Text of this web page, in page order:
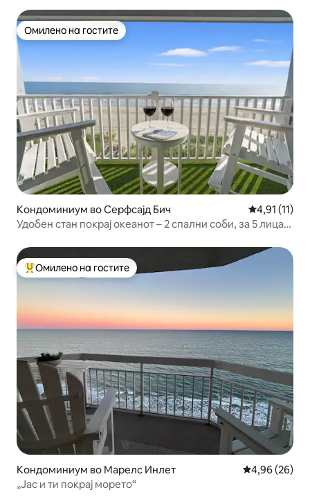
Омилено на гостите
Омилено на гостите
Кондоминиум во Серфсајд Бич Просечна
4,91 (11)
Удобен стан покрај океанот – 2 спални соби, за 5 лица,
Меѓу најуспешните „Омилени на гостите“
Омилено на гостите
Кондоминиум во Марелс Инлет Просечна
4,96 (26)
„Јас и ти покрај морето“